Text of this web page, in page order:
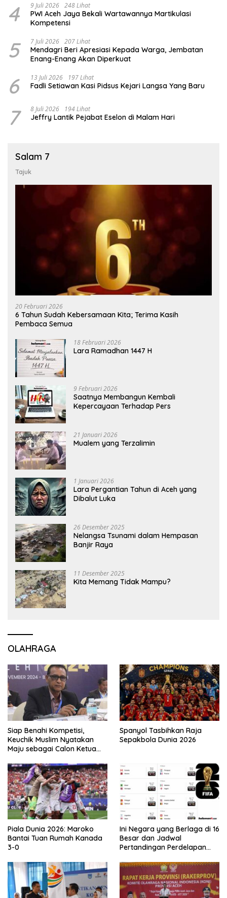
4 9 Juli 2026 248 Lihat
PWI Aceh Jaya Bekali Wartawannya Martikulasi
Kompetensi
5 7 Juli 2026 207 Lihat
Mendagri Beri Apresiasi Kepada Warga, Jembatan
Enang-Enang Akan Diperkuat
6 13 Juli 2026 197 Lihat
Fadli Setiawan Kasi Pidsus Kejari Langsa Yang Baru
7 8 Juli 2026 194 Lihat
Jeffry Lantik Pejabat Eselon di Malam Hari
Salam 7
Tajuk
20 Februari 2026
6 Tahun Sudah Kebersamaan Kita; Terima Kasih
Pembaca Semua
18 Februari 2026
Lara Ramadhan 1447 H
9 Februari 2026
Saatnya Membangun Kembali
Kepercayaan Terhadap Pers
21 Januari 2026
Mualem yang Terzalimin
1 Januari 2026
Lara Pergantian Tahun di Aceh yang
Dibalut Luka
26 Desember 2025
Nelangsa Tsunami dalam Hempasan
Banjir Raya
11 Desember 2025
Kita Memang Tidak Mampu?
OLAHRAGA
Siap Benahi Kompetisi,
Keuchik Muslim Nyatakan
Maju sebagai Calon Ketua
Spanyol Tasbihkan Raja
Sepakbola Dunia 2026
Piala Dunia 2026: Maroko
Bantai Tuan Rumah Kanada
3-0
Ini Negara yang Berlaga di 16
Besar dan Jadwal
Pertandingan Perdelapan